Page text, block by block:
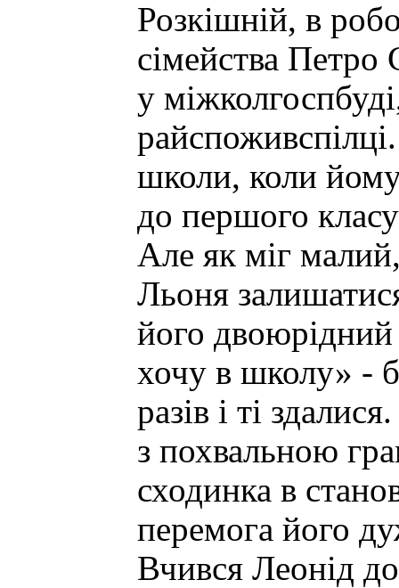
Розкішній, в
сімейства
у
школи, коли
до першого
Але як міг
Льоня
його
хочу в школу» -
разів і ті
з похвальною
сходинка в
перемога його
Вчився Леонід